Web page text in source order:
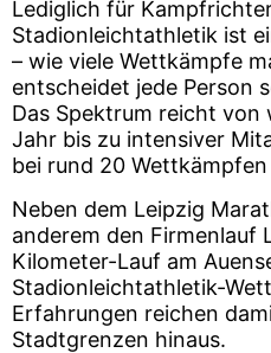
Lediglich für
Stadionleichtathletik ist
– wie viele Wettkämpfe
entscheidet jede Person
Das Spektrum reicht von
Jahr bis zu intensiver
bei rund 20
Neben dem Leipzig
anderem den Firmenlauf
Kilometer-Lauf am
Stadionleichtathletik-
Erfahrungen reichen
Stadtgrenzen hinaus.